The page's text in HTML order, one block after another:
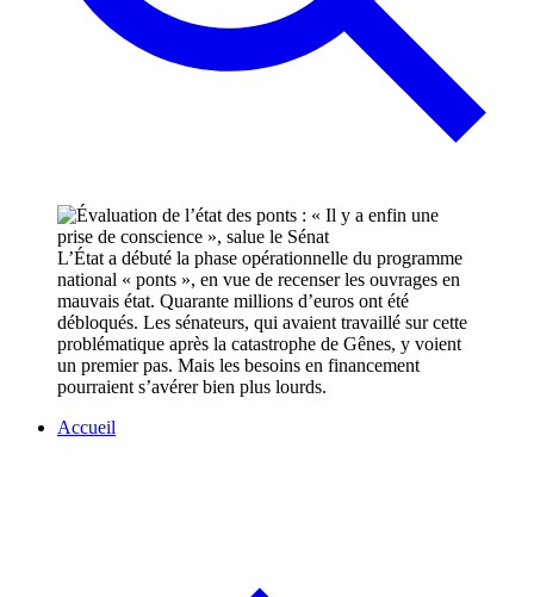
L’État a débuté la phase opérationnelle du programme
national « ponts », en vue de recenser les ouvrages en
mauvais état. Quarante millions d’euros ont été
débloqués. Les sénateurs, qui avaient travaillé sur cette
problématique après la catastrophe de Gênes, y voient
un premier pas. Mais les besoins en financement
pourraient s’avérer bien plus lourds.
Accueil